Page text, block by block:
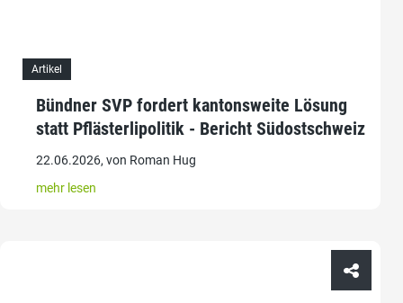
Artikel
Bündner SVP fordert kantonsweite Lösung
statt Pflästerlipolitik - Bericht Südostschweiz
22.06.2026, von Roman Hug
mehr lesen